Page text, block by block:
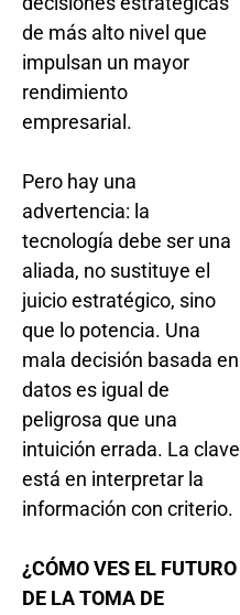
de más alto nivel que
impulsan un mayor
rendimiento
empresarial.
Pero hay una
advertencia: la
tecnología debe ser una
aliada, no sustituye el
juicio estratégico, sino
que lo potencia. Una
mala decisión basada en
datos es igual de
peligrosa que una
intuición errada. La clave
está en interpretar la
información con criterio.
¿CÓMO VES EL FUTURO
DE LA TOMA DE